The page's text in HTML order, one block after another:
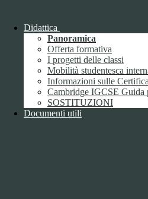
Didattica
Panoramica
Offerta formativa
I progetti delle classi
Mobilità studentesca
Informazioni sulle
Cambridge IGCSE Guida
SOSTITUZIONI
Documenti utili